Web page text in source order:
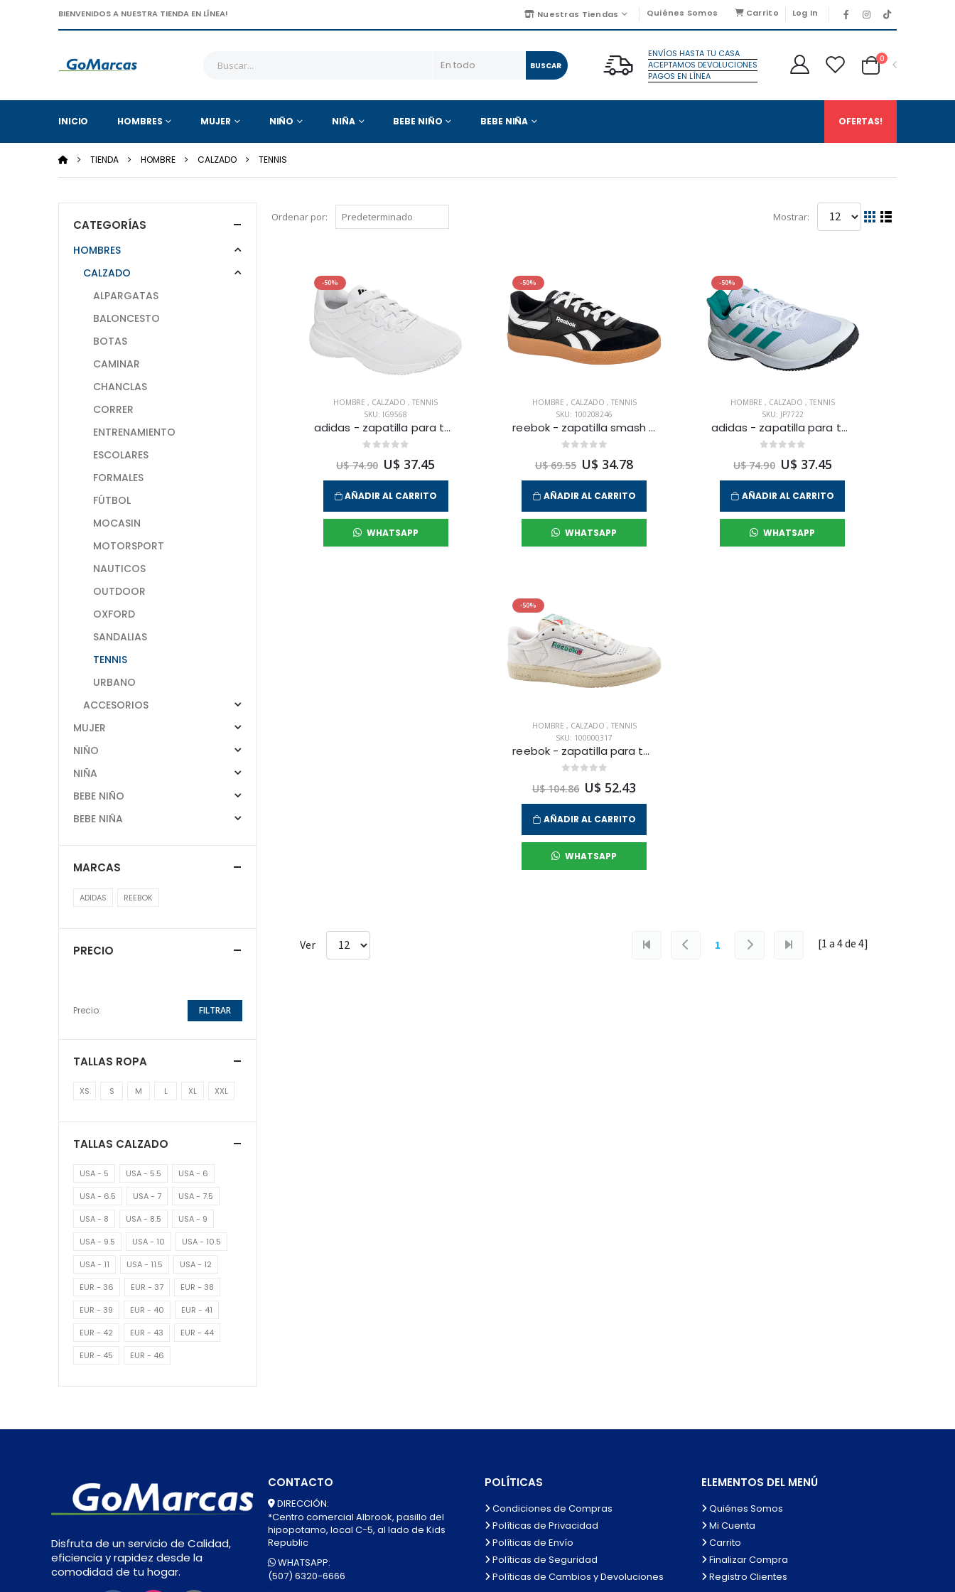
BIENVENIDOS A NUESTRA TIENDA EN LÍNEA! Nuestras Tiendas Quiénes Somos Carrito Log In
BUSCAR
ENVÍOS HASTA TU CASA
ACEPTAMOS DEVOLUCIONES
PAGOS EN LÍNEA
0
INICIO HOMBRES MUJER NIÑO NIÑA BEBE NIÑO BEBE NIÑA OFERTAS!
TIENDA HOMBRE CALZADO TENNIS
Ordenar por: Mostrar:
-50%
HOMBRE, CALZADO,TENNIS
SKU: IG9568
adidas - zapatilla para tennis gamecourt 2 m para hombre
U$ 74.90 U$ 37.45
AÑADIR AL CARRITO
WHATSAPP
-50%
HOMBRE , CALZADO , TENNIS
SKU: 100208246
reebok - zapatilla smash edges para hombre
U$ 69.55 U$ 34.78
AÑADIR AL CARRITO
WHATSAPP
-50%
HOMBRE , CALZADO , TENNIS
SKU: JP7722
adidas - zapatilla para tennis gamecourt 2 m para hombre
U$ 74.90 U$ 37.45
AÑADIR AL CARRITO
WHATSAPP
-50%
HOMBRE , CALZADO , TENNIS
SKU: 100000317
reebok - zapatilla para tennis clubc85 vintage para hombre
U$ 104.86 U$ 52.43
AÑADIR AL CARRITO
WHATSAPP
Ver 1 [1 a4de4]
CATEGORÍAS
HOMBRES
CALZADO
ALPARGATAS
BALONCESTO
BOTAS
CAMINAR
CHANCLAS
CORRER
ENTRENAMIENTO
ESCOLARES
FORMALES
FÚTBOL
MOCASIN
MOTORSPORT
NAUTICOS
OUTDOOR
OXFORD
SANDALIAS
TENNIS
URBANO
ACCESORIOS
MUJER
NIÑO
NIÑA
BEBE NIÑO
BEBE NIÑA
MARCAS
ADIDAS REEBOK
PRECIO
Precio: FILTRAR
TALLAS ROPA
XS S M L XL XXL
TALLAS CALZADO
USA - 5 USA - 5.5
USA - 6
USA - 6.5
USA - 7
USA - 7.5
USA - 8
USA - 8.5
USA - 9
USA - 9.5
USA - 10
USA - 10.5
USA - 11
USA - 11.5
USA - 12
EUR - 36
EUR - 37
EUR - 38
EUR - 39
EUR - 40
EUR - 41
EUR - 42
EUR - 43
EUR - 44
EUR - 45
EUR - 46
Disfruta de un servicio de Calidad,
eficiencia y rapidez desde la
comodidad de tu hogar.
CONTACTO
DIRECCIÓN:
*Centro comercial Albrook, pasillo del
hipopotamo, local C-5, al lado de Kids
Republic
WHATSAPP:
(507) 6320-6666
POLÍTICAS
Condiciones de Compras
Políticas de Privacidad
Políticas de Envío
Políticas de Seguridad
Políticas de Cambios y Devoluciones
ELEMENTOS DEL MENÚ
Quiénes Somos
Mi Cuenta
Carrito
Finalizar Compra
Registro Clientes